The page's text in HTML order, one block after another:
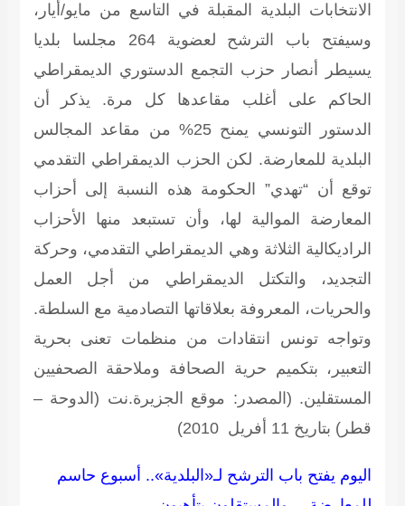
الانتخابات البلدية المقبلة في التاسع من مايو/أيار،
وسيفتح باب الترشح لعضوية 264 مجلسا بلديا
يسيطر أنصار حزب التجمع الدستوري الديمقراطي
الحاكم على أغلب مقاعدها كل مرة. يذكر أن
الدستور التونسي يمنح 25% من مقاعد المجالس
البلدية للمعارضة. لكن الحزب الديمقراطي التقدمي
توقع أن “تهدي” الحكومة هذه النسبة إلى أحزاب
المعارضة الموالية لها، وأن تستبعد منها الأحزاب
الراديكالية الثلاثة وهي الديمقراطي التقدمي، وحركة
التجديد، والتكتل الديمقراطي من أجل العمل
والحريات، المعروفة بعلاقاتها التصادمية مع السلطة.
وتواجه تونس انتقادات من منظمات تعنى بحرية
التعبير، بتكميم حرية الصحافة وملاحقة الصحفيين
المستقلين. (المصدر: موقع الجزيرة.نت (الدوحة –
قطر) بتاريخ 11 أفريل 2010)
اليوم يفتح باب الترشح لـ«البلدية».. أسبوع حاسم